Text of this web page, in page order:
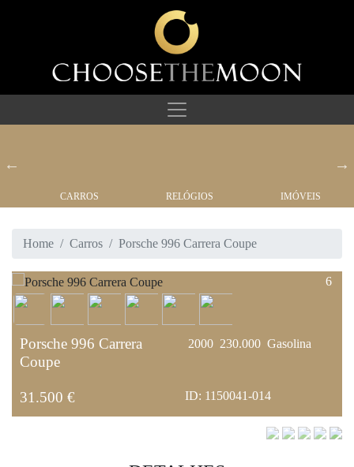
CARROS RELÓGIOS IMÓVEIS
Home Carros Porsche 996 Carrera Coupe
6
Porsche 996 Carrera
Coupe
2000 230.000 Gasolina
31.500 € ID: 1150041-014